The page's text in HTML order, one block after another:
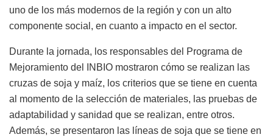
uno de los más modernos de la región y con un alto
componente social, en cuanto a impacto en el sector.
Durante la jornada, los responsables del Programa de
Mejoramiento del INBIO mostraron cómo se realizan las
cruzas de soja y maíz, los criterios que se tiene en cuenta
al momento de la selección de materiales, las pruebas de
adaptabilidad y sanidad que se realizan, entre otros.
Además, se presentaron las líneas de soja que se tiene en